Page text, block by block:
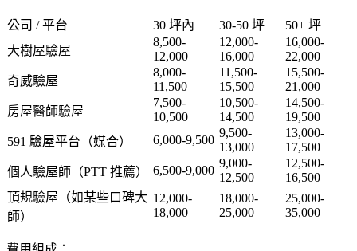
公司 / 平台 30 坪內 30-50 坪
50+ 坪
大樹屋驗屋
8,500-
12,000
12,000-
16,000
16,000-
22,000
奇威驗屋
8,000-
11,500
11,500-
15,500
15,500-
21,000
房屋醫師驗屋
7,500-
10,500
10,500-
14,500
14,500-
19,500
591 驗屋平台 （媒合） 6,000-9,500
9,500-
13,000
13,000-
17,500
個人驗屋師 （PTT 推薦） 6,500-9,000
9,000-
12,500
12,500-
16,500
頂規驗屋 （如某些口碑大
師）
12,000-
18,000
18,000-
25,000
25,000-
35,000